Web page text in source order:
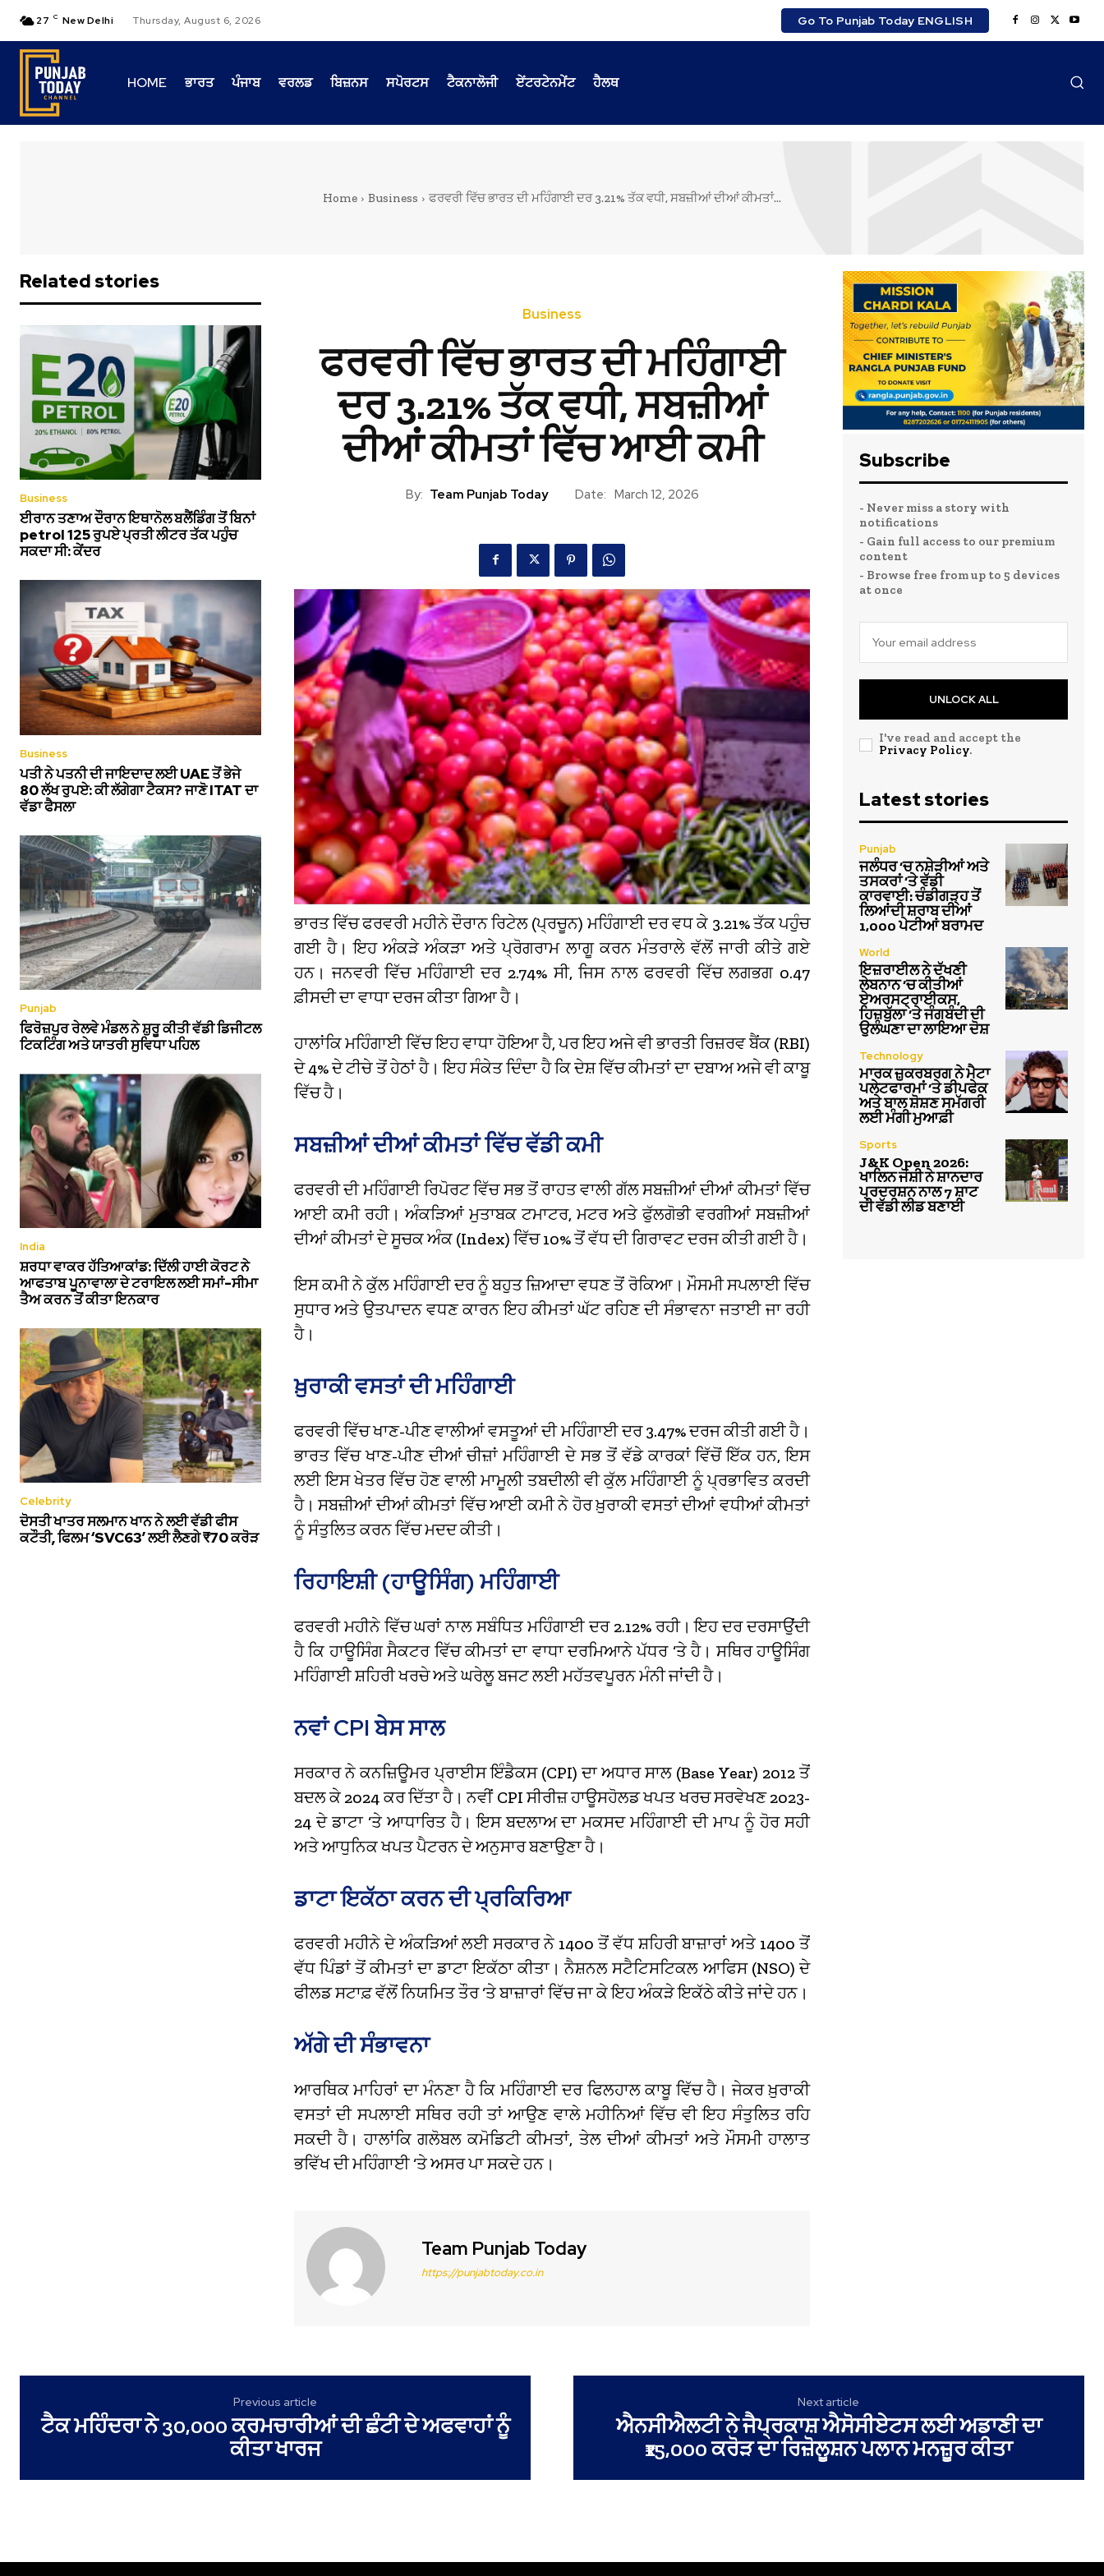
27 C New Delhi Thursday, August 6, 2026 Go To Punjab Today ENGLISH
HOME ਭਾਰਤ ਪੰਜਾਬ ਵਰਲਡ ਬਿਜ਼ਨਸ ਸਪੋਰਟਸ ਟੈਕਨਾਲੋਜੀ ਏਂਟਰਟੇਨਮੇਂਟ ਹੈਲਥ
Home Business ਫਰਵਰੀ ਵਿੱਚ ਭਾਰਤ ਦੀ ਮਹਿੰਗਾਈ ਦਰ 3.21% ਤੱਕ ਵਧੀ, ਸਬਜ਼ੀਆਂ ਦੀਆਂ ਕੀਮਤਾਂ...
Related stories
Business
ਈਰਾਨ ਤਣਾਅ ਦੌਰਾਨ ਇਥਾਨੋਲ ਬਲੈਂਡਿੰਗ ਤੋਂ ਬਿਨਾਂ
petrol 125 ਰੁਪਏ ਪ੍ਰਤੀ ਲੀਟਰ ਤੱਕ ਪਹੁੰਚ
ਸਕਦਾ ਸੀ: ਕੇਂਦਰ
Business
ਪਤੀ ਨੇ ਪਤਨੀ ਦੀ ਜਾਇਦਾਦ ਲਈ UAE ਤੋਂ ਭੇਜੇ
80 ਲੱਖ ਰੁਪਏ: ਕੀ ਲੱਗੇਗਾ ਟੈਕਸ? ਜਾਣੋ ITAT ਦਾ
ਵੱਡਾ ਫੈਸਲਾ
Punjab
ਫਿਰੋਜ਼ਪੁਰ ਰੇਲਵੇ ਮੰਡਲ ਨੇ ਸ਼ੁਰੂ ਕੀਤੀ ਵੱਡੀ ਡਿਜੀਟਲ
ਟਿਕਟਿੰਗ ਅਤੇ ਯਾਤਰੀ ਸੁਵਿਧਾ ਪਹਿਲ
India
ਸ਼ਰਧਾ ਵਾਕਰ ਹੱਤਿਆਕਾਂਡ: ਦਿੱਲੀ ਹਾਈ ਕੋਰਟ ਨੇ
ਆਫਤਾਬ ਪੂਨਾਵਾਲਾ ਦੇ ਟਰਾਇਲ ਲਈ ਸਮਾਂ-ਸੀਮਾ
ਤੈਅ ਕਰਨ ਤੋਂ ਕੀਤਾ ਇਨਕਾਰ
Celebrity
ਦੋਸਤੀ ਖਾਤਰ ਸਲਮਾਨ ਖਾਨ ਨੇ ਲਈ ਵੱਡੀ ਫੀਸ
ਕਟੌਤੀ, ਫਿਲਮ ‘SVC63’ ਲਈ ਲੈਣਗੇ ₹70 ਕਰੋੜ
Business
ਫਰਵਰੀ ਵਿੱਚ ਭਾਰਤ ਦੀ ਮਹਿੰਗਾਈ
ਦਰ 3.21% ਤੱਕ ਵਧੀ, ਸਬਜ਼ੀਆਂ
ਦੀਆਂ ਕੀਮਤਾਂ ਵਿੱਚ ਆਈ ਕਮੀ
By: Team Punjab Today Date: March 12, 2026
ਭਾਰਤ ਵਿੱਚ ਫਰਵਰੀ ਮਹੀਨੇ ਦੌਰਾਨ ਰਿਟੇਲ (ਪ੍ਰਚੂਨ) ਮਹਿੰਗਾਈ ਦਰ ਵਧ ਕੇ 3.21% ਤੱਕ ਪਹੁੰਚ
ਗਈ ਹੈ। ਇਹ ਅੰਕੜੇ ਅੰਕੜਾ ਅਤੇ ਪ੍ਰੋਗਰਾਮ ਲਾਗੂ ਕਰਨ ਮੰਤਰਾਲੇ ਵੱਲੋਂ ਜਾਰੀ ਕੀਤੇ ਗਏ
ਹਨ। ਜਨਵਰੀ ਵਿੱਚ ਮਹਿੰਗਾਈ ਦਰ 2.74% ਸੀ, ਜਿਸ ਨਾਲ ਫਰਵਰੀ ਵਿੱਚ ਲਗਭਗ 0.47
ਫ਼ੀਸਦੀ ਦਾ ਵਾਧਾ ਦਰਜ ਕੀਤਾ ਗਿਆ ਹੈ।
ਹਾਲਾਂਕਿ ਮਹਿੰਗਾਈ ਵਿੱਚ ਇਹ ਵਾਧਾ ਹੋਇਆ ਹੈ, ਪਰ ਇਹ ਅਜੇ ਵੀ ਭਾਰਤੀ ਰਿਜ਼ਰਵ ਬੈਂਕ (RBI)
ਦੇ 4% ਦੇ ਟੀਚੇ ਤੋਂ ਹੇਠਾਂ ਹੈ। ਇਹ ਸੰਕੇਤ ਦਿੰਦਾ ਹੈ ਕਿ ਦੇਸ਼ ਵਿੱਚ ਕੀਮਤਾਂ ਦਾ ਦਬਾਅ ਅਜੇ ਵੀ ਕਾਬੂ
ਵਿੱਚ ਹੈ।
ਸਬਜ਼ੀਆਂ ਦੀਆਂ ਕੀਮਤਾਂ ਵਿੱਚ ਵੱਡੀ ਕਮੀ
ਫਰਵਰੀ ਦੀ ਮਹਿੰਗਾਈ ਰਿਪੋਰਟ ਵਿੱਚ ਸਭ ਤੋਂ ਰਾਹਤ ਵਾਲੀ ਗੱਲ ਸਬਜ਼ੀਆਂ ਦੀਆਂ ਕੀਮਤਾਂ ਵਿੱਚ
ਆਈ ਕਮੀ ਰਹੀ। ਅੰਕੜਿਆਂ ਮੁਤਾਬਕ ਟਮਾਟਰ, ਮਟਰ ਅਤੇ ਫੁੱਲਗੋਭੀ ਵਰਗੀਆਂ ਸਬਜ਼ੀਆਂ
ਦੀਆਂ ਕੀਮਤਾਂ ਦੇ ਸੂਚਕ ਅੰਕ (Index) ਵਿੱਚ 10% ਤੋਂ ਵੱਧ ਦੀ ਗਿਰਾਵਟ ਦਰਜ ਕੀਤੀ ਗਈ ਹੈ।
ਇਸ ਕਮੀ ਨੇ ਕੁੱਲ ਮਹਿੰਗਾਈ ਦਰ ਨੂੰ ਬਹੁਤ ਜ਼ਿਆਦਾ ਵਧਣ ਤੋਂ ਰੋਕਿਆ। ਮੌਸਮੀ ਸਪਲਾਈ ਵਿੱਚ
ਸੁਧਾਰ ਅਤੇ ਉਤਪਾਦਨ ਵਧਣ ਕਾਰਨ ਇਹ ਕੀਮਤਾਂ ਘੱਟ ਰਹਿਣ ਦੀ ਸੰਭਾਵਨਾ ਜਤਾਈ ਜਾ ਰਹੀ
ਹੈ।
ਖ਼ੁਰਾਕੀ ਵਸਤਾਂ ਦੀ ਮਹਿੰਗਾਈ
ਫਰਵਰੀ ਵਿੱਚ ਖਾਣ-ਪੀਣ ਵਾਲੀਆਂ ਵਸਤੂਆਂ ਦੀ ਮਹਿੰਗਾਈ ਦਰ 3.47% ਦਰਜ ਕੀਤੀ ਗਈ ਹੈ।
ਭਾਰਤ ਵਿੱਚ ਖਾਣ-ਪੀਣ ਦੀਆਂ ਚੀਜ਼ਾਂ ਮਹਿੰਗਾਈ ਦੇ ਸਭ ਤੋਂ ਵੱਡੇ ਕਾਰਕਾਂ ਵਿੱਚੋਂ ਇੱਕ ਹਨ, ਇਸ
ਲਈ ਇਸ ਖੇਤਰ ਵਿੱਚ ਹੋਣ ਵਾਲੀ ਮਾਮੂਲੀ ਤਬਦੀਲੀ ਵੀ ਕੁੱਲ ਮਹਿੰਗਾਈ ਨੂੰ ਪ੍ਰਭਾਵਿਤ ਕਰਦੀ
ਹੈ। ਸਬਜ਼ੀਆਂ ਦੀਆਂ ਕੀਮਤਾਂ ਵਿੱਚ ਆਈ ਕਮੀ ਨੇ ਹੋਰ ਖ਼ੁਰਾਕੀ ਵਸਤਾਂ ਦੀਆਂ ਵਧੀਆਂ ਕੀਮਤਾਂ
ਨੂੰ ਸੰਤੁਲਿਤ ਕਰਨ ਵਿੱਚ ਮਦਦ ਕੀਤੀ।
ਰਿਹਾਇਸ਼ੀ (ਹਾਊਸਿੰਗ) ਮਹਿੰਗਾਈ
ਫਰਵਰੀ ਮਹੀਨੇ ਵਿੱਚ ਘਰਾਂ ਨਾਲ ਸਬੰਧਿਤ ਮਹਿੰਗਾਈ ਦਰ 2.12% ਰਹੀ। ਇਹ ਦਰ ਦਰਸਾਉਂਦੀ
ਹੈ ਕਿ ਹਾਊਸਿੰਗ ਸੈਕਟਰ ਵਿੱਚ ਕੀਮਤਾਂ ਦਾ ਵਾਧਾ ਦਰਮਿਆਨੇ ਪੱਧਰ ‘ਤੇ ਹੈ। ਸਥਿਰ ਹਾਊਸਿੰਗ
ਮਹਿੰਗਾਈ ਸ਼ਹਿਰੀ ਖਰਚੇ ਅਤੇ ਘਰੇਲੂ ਬਜਟ ਲਈ ਮਹੱਤਵਪੂਰਨ ਮੰਨੀ ਜਾਂਦੀ ਹੈ।
ਨਵਾਂ CPI ਬੇਸ ਸਾਲ
ਸਰਕਾਰ ਨੇ ਕਨਜ਼ਿਊਮਰ ਪ੍ਰਾਈਸ ਇੰਡੈਕਸ (CPI) ਦਾ ਅਧਾਰ ਸਾਲ (Base Year) 2012 ਤੋਂ
ਬਦਲ ਕੇ 2024 ਕਰ ਦਿੱਤਾ ਹੈ। ਨਵੀਂ CPI ਸੀਰੀਜ਼ ਹਾਊਸਹੋਲਡ ਖਪਤ ਖਰਚ ਸਰਵੇਖਣ 2023-
24 ਦੇ ਡਾਟਾ ‘ਤੇ ਆਧਾਰਿਤ ਹੈ। ਇਸ ਬਦਲਾਅ ਦਾ ਮਕਸਦ ਮਹਿੰਗਾਈ ਦੀ ਮਾਪ ਨੂੰ ਹੋਰ ਸਹੀ
ਅਤੇ ਆਧੁਨਿਕ ਖਪਤ ਪੈਟਰਨ ਦੇ ਅਨੁਸਾਰ ਬਣਾਉਣਾ ਹੈ।
ਡਾਟਾ ਇਕੱਠਾ ਕਰਨ ਦੀ ਪ੍ਰਕਿਰਿਆ
ਫਰਵਰੀ ਮਹੀਨੇ ਦੇ ਅੰਕੜਿਆਂ ਲਈ ਸਰਕਾਰ ਨੇ 1400 ਤੋਂ ਵੱਧ ਸ਼ਹਿਰੀ ਬਾਜ਼ਾਰਾਂ ਅਤੇ 1400 ਤੋਂ
ਵੱਧ ਪਿੰਡਾਂ ਤੋਂ ਕੀਮਤਾਂ ਦਾ ਡਾਟਾ ਇਕੱਠਾ ਕੀਤਾ। ਨੈਸ਼ਨਲ ਸਟੈਟਿਸਟਿਕਲ ਆਫਿਸ (NSO) ਦੇ
ਫੀਲਡ ਸਟਾਫ਼ ਵੱਲੋਂ ਨਿਯਮਿਤ ਤੌਰ ‘ਤੇ ਬਾਜ਼ਾਰਾਂ ਵਿੱਚ ਜਾ ਕੇ ਇਹ ਅੰਕੜੇ ਇਕੱਠੇ ਕੀਤੇ ਜਾਂਦੇ ਹਨ।
ਅੱਗੇ ਦੀ ਸੰਭਾਵਨਾ
ਆਰਥਿਕ ਮਾਹਿਰਾਂ ਦਾ ਮੰਨਣਾ ਹੈ ਕਿ ਮਹਿੰਗਾਈ ਦਰ ਫਿਲਹਾਲ ਕਾਬੂ ਵਿੱਚ ਹੈ। ਜੇਕਰ ਖ਼ੁਰਾਕੀ
ਵਸਤਾਂ ਦੀ ਸਪਲਾਈ ਸਥਿਰ ਰਹੀ ਤਾਂ ਆਉਣ ਵਾਲੇ ਮਹੀਨਿਆਂ ਵਿੱਚ ਵੀ ਇਹ ਸੰਤੁਲਿਤ ਰਹਿ
ਸਕਦੀ ਹੈ। ਹਾਲਾਂਕਿ ਗਲੋਬਲ ਕਮੋਡਿਟੀ ਕੀਮਤਾਂ, ਤੇਲ ਦੀਆਂ ਕੀਮਤਾਂ ਅਤੇ ਮੌਸਮੀ ਹਾਲਾਤ
ਭਵਿੱਖ ਦੀ ਮਹਿੰਗਾਈ ‘ਤੇ ਅਸਰ ਪਾ ਸਕਦੇ ਹਨ।
Team Punjab Today
https://punjabtoday.co.in
Subscribe
- Never miss a story with
notifications
- Gain full access to our premium
content
- Browse free from up to 5 devices
at once
UNLOCK ALL
I've read and accept the
Privacy Policy.
Latest stories
Punjab
ਜਲੰਧਰ ‘ਚ ਨਸ਼ੇੜੀਆਂ ਅਤੇ
ਤਸਕਰਾਂ ‘ਤੇ ਵੱਡੀ
ਕਾਰਵਾਈ: ਚੰਡੀਗੜ੍ਹ ਤੋਂ
ਲਿਆਂਦੀ ਸ਼ਰਾਬ ਦੀਆਂ
1,000 ਪੇਟੀਆਂ ਬਰਾਮਦ
World
ਇਜ਼ਰਾਈਲ ਨੇ ਦੱਖਣੀ
ਲੇਬਨਾਨ ‘ਚ ਕੀਤੀਆਂ
ਏਅਰਸਟ੍ਰਾਈਕਸ,
ਹਿਜ਼ਬੁੱਲਾ ‘ਤੇ ਜੰਗਬੰਦੀ ਦੀ
ਉਲੰਘਣਾ ਦਾ ਲਾਇਆ ਦੋਸ਼
Technology
ਮਾਰਕ ਜ਼ੁਕਰਬਰਗ ਨੇ ਮੈਟਾ
ਪਲੇਟਫਾਰਮਾਂ ‘ਤੇ ਡੀਪਫੇਕ
ਅਤੇ ਬਾਲ ਸ਼ੋਸ਼ਣ ਸਮੱਗਰੀ
ਲਈ ਮੰਗੀ ਮੁਆਫ਼ੀ
Sports
J&K Open 2026:
ਖਾਲਿਨ ਜੋਸ਼ੀ ਨੇ ਸ਼ਾਨਦਾਰ
ਪ੍ਰਦਰਸ਼ਨ ਨਾਲ 7 ਸ਼ਾਟ
ਦੀ ਵੱਡੀ ਲੀਡ ਬਣਾਈ
Previous article
ਟੈਕ ਮਹਿੰਦਰਾ ਨੇ 30,000 ਕਰਮਚਾਰੀਆਂ ਦੀ ਛੰਟੀ ਦੇ ਅਫਵਾਹਾਂ ਨੂੰ
ਕੀਤਾ ਖਾਰਜ
Next article
ਐਨਸੀਐਲਟੀ ਨੇ ਜੈਪ੍ਰਕਾਸ਼ ਐਸੋਸੀਏਟਸ ਲਈ ਅਡਾਣੀ ਦਾ
₹15,000 ਕਰੋੜ ਦਾ ਰਿਜ਼ੋਲੂਸ਼ਨ ਪਲਾਨ ਮਨਜ਼ੂਰ ਕੀਤਾ